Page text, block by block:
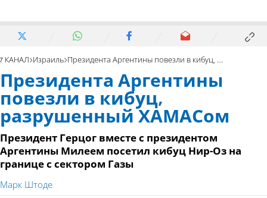
7 КАНАЛ Израиль Президента Аргентины повезли в кибуц, разрушенный ХАМАСом
Президента Аргентины
повезли в кибуц,
разрушенный ХАМАСом
Президент Герцог вместе с президентом
Аргентины Милеем посетил кибуц Нир-Оз на
границе с сектором Газы
Марк Штоде